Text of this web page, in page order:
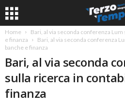
Home
Bari, al via seconda conferenza
e finanza
Bari, al via seconda conferenza
banche e finanza
Bari, al via seconda
sulla ricerca in
finanza